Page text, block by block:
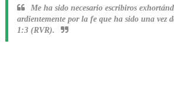
Me ha sido necesario escribiros
ardientemente por la fe que ha sido una vez
1:3 (RVR).